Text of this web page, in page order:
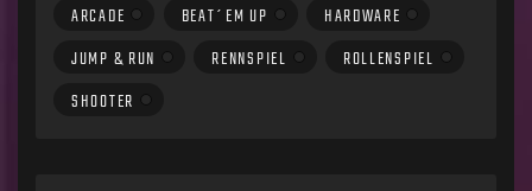
ARCADE
BEAT´EM UP
HARDWARE
JUMP & RUN
RENNSPIEL
ROLLENSPIEL
SHOOTER